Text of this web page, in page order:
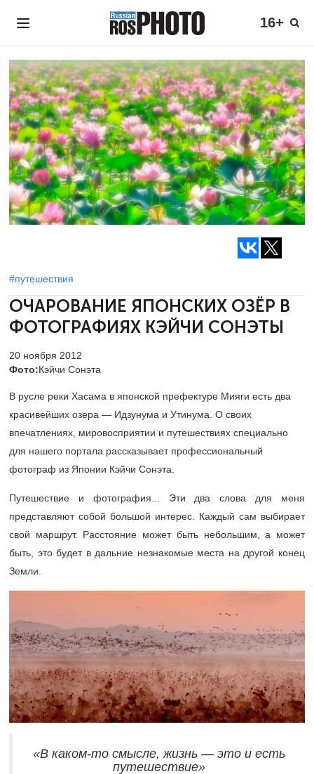
16+
#путешествия
ОЧАРОВАНИЕ ЯПОНСКИХ ОЗЁР В
ФОТОГРАФИЯХ КЭЙЧИ СОНЭТЫ
20 ноября 2012
Фото:Кэйчи Сонэта
В русле реки Хасама в японской префектуре Мияги есть два
красивейших озера — Идзунума и Утинума. О своих
впечатлениях, мировосприятии и путешествиях специально
для нашего портала рассказывает профессиональный
фотограф из Японии Кэйчи Сонэта.
Путешествие и фотография... Эти два слова для меня
представляют собой большой интерес. Каждый сам выбирает
свой маршрут. Расстояние может быть небольшим, а может
быть, это будет в дальние незнакомые места на другой конец
Земли.
«В каком-то смысле, жизнь — это и есть
путешествие»